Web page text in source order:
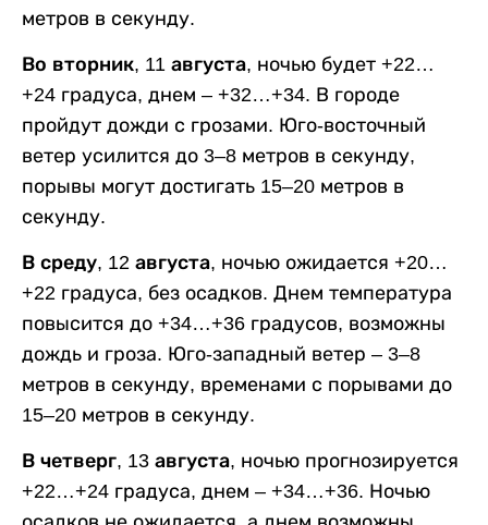
метров в секунду.
Во вторник, 11 августа, ночью будет +22…
+24 градуса, днем – +32…+34. В городе
пройдут дожди с грозами. Юго-восточный
ветер усилится до 3–8 метров в секунду,
порывы могут достигать 15–20 метров в
секунду.
В среду, 12 августа, ночью ожидается +20…
+22 градуса, без осадков. Днем температура
повысится до +34…+36 градусов, возможны
дождь и гроза. Юго-западный ветер – 3–8
метров в секунду, временами с порывами до
15–20 метров в секунду.
В четверг, 13 августа, ночью прогнозируется
+22…+24 градуса, днем – +34…+36. Ночью